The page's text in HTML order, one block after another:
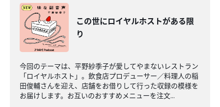
この世にロイヤルホストがある限
り
今回のテーマは、平野紗季子が愛してやまないレストラン
「ロイヤルホスト」。飲食店プロデューサー／料理人の稲
田俊輔さんを迎え、店舗をお借りして行った収録の模様を
お届けします。お互いのおすすめメニューを注文...